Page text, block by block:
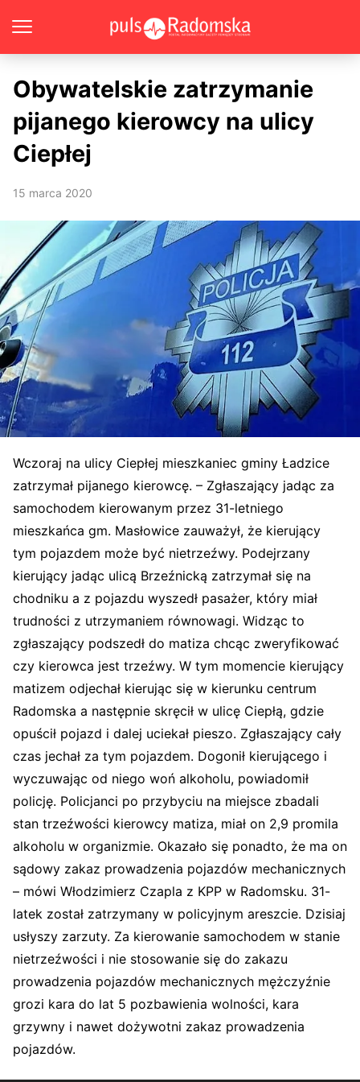
Obywatelskie zatrzymanie
pijanego kierowcy na ulicy
Ciepłej
15 marca 2020
Wczoraj na ulicy Ciepłej mieszkaniec gminy Ładzice
zatrzymał pijanego kierowcę. – Zgłaszający jadąc za
samochodem kierowanym przez 31-letniego
mieszkańca gm. Masłowice zauważył, że kierujący
tym pojazdem może być nietrzeźwy. Podejrzany
kierujący jadąc ulicą Brzeźnicką zatrzymał się na
chodniku a z pojazdu wyszedł pasażer, który miał
trudności z utrzymaniem równowagi. Widząc to
zgłaszający podszedł do matiza chcąc zweryfikować
czy kierowca jest trzeźwy. W tym momencie kierujący
matizem odjechał kierując się w kierunku centrum
Radomska a następnie skręcił w ulicę Ciepłą, gdzie
opuścił pojazd i dalej uciekał pieszo. Zgłaszający cały
czas jechał za tym pojazdem. Dogonił kierującego i
wyczuwając od niego woń alkoholu, powiadomił
policję. Policjanci po przybyciu na miejsce zbadali
stan trzeźwości kierowcy matiza, miał on 2,9 promila
alkoholu w organizmie. Okazało się ponadto, że ma on
sądowy zakaz prowadzenia pojazdów mechanicznych
– mówi Włodzimierz Czapla z KPP w Radomsku. 31-
latek został zatrzymany w policyjnym areszcie. Dzisiaj
usłyszy zarzuty. Za kierowanie samochodem w stanie
nietrzeźwości i nie stosowanie się do zakazu
prowadzenia pojazdów mechanicznych mężczyźnie
grozi kara do lat 5 pozbawienia wolności, kara
grzywny i nawet dożywotni zakaz prowadzenia
pojazdów.